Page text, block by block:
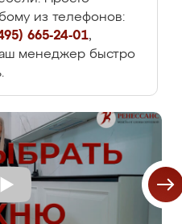
из телефонов:
665-24-01,
менеджер быстро